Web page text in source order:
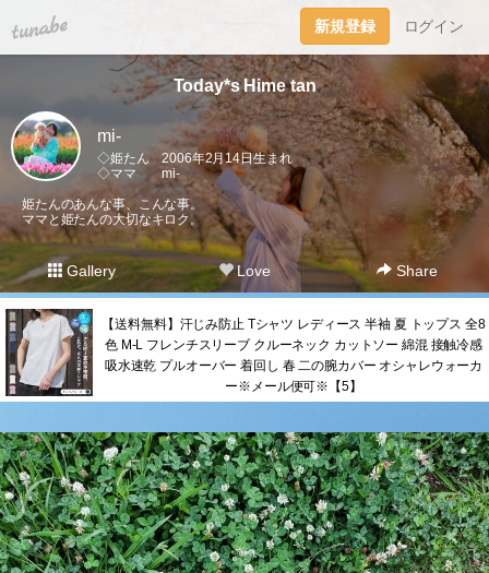
tuna.be 新規登録 ログイン
Today*s Hime tan
mi-
◇姫たん 2006年2月14日生まれ
◇ママ mi-
姫たんのあんな事、こんな事。
ママと姫たんの大切なキロク。
Gallery Love Share
【送料無料】汗じみ防止 Tシャツ レディース 半袖 夏 トップス 全8
色 M-L フレンチスリーブ クルーネック カットソー 綿混 接触冷感
吸水速乾 プルオーバー 着回し 春 二の腕カバー オシャレウォーカ
ー※メール便可※【5】